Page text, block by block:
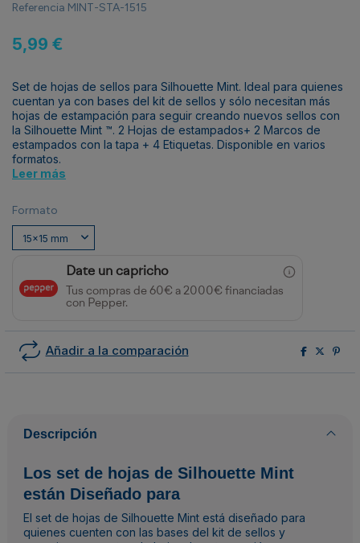
Referencia MINT-STA-1515
5,99 €
Set de hojas de sellos para Silhouette Mint. Ideal para quienes
cuentan ya con bases del kit de sellos y sólo necesitan más
hojas de estampación para seguir creando nuevos sellos con
la Silhouette Mint ™. 2 Hojas de estampados+ 2 Marcos de
estampados con la tapa + 4 Etiquetas. Disponible en varios
formatos.
Leer más
Formato
Date un capricho
Tus compras de 60€ a 2000€ financiadas
con Pepper.
Añadir a la comparación
Descripción
Los set de hojas de Silhouette Mint
están Diseñado para
El set de hojas de Silhouette Mint está diseñado para
quienes cuenten con las bases del kit de sellos y